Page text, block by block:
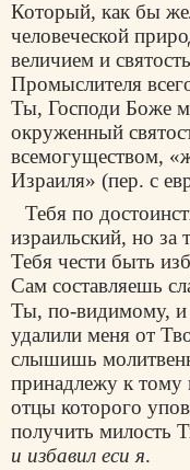
Который, как бы
человеческой
величием и
Промыслителя
Ты, Господи Боже
окруженный
всемогуществом,
Израиля» (пер. с
Тебя по
израильский, но за
Тебя чести быть
Сам составляешь
Ты, по-видимому, и
удалили меня от
слышишь
принадлежу к
отцы которого
получить милость
и избавил ecи я.